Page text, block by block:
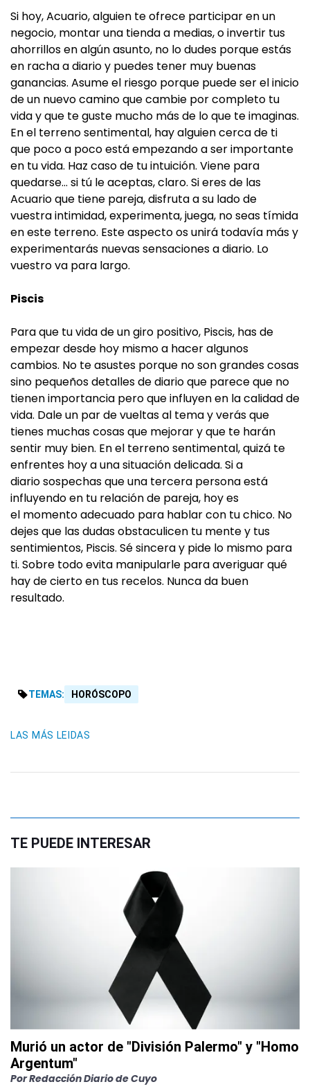
Si hoy, Acuario, alguien te ofrece participar en un
negocio, montar una tienda a medias, o invertir tus
ahorrillos en algún asunto, no lo dudes porque estás
en racha a diario y puedes tener muy buenas
ganancias. Asume el riesgo porque puede ser el inicio
de un nuevo camino que cambie por completo tu
vida y que te guste mucho más de lo que te imaginas.
En el terreno sentimental, hay alguien cerca de ti
que poco a poco está empezando a ser importante
en tu vida. Haz caso de tu intuición. Viene para
quedarse… si tú le aceptas, claro. Si eres de las
Acuario que tiene pareja, disfruta a su lado de
vuestra intimidad, experimenta, juega, no seas tímida
en este terreno. Este aspecto os unirá todavía más y
experimentarás nuevas sensaciones a diario. Lo
vuestro va para largo.
Piscis
Para que tu vida de un giro positivo, Piscis, has de
empezar desde hoy mismo a hacer algunos
cambios. No te asustes porque no son grandes cosas
sino pequeños detalles de diario que parece que no
tienen importancia pero que influyen en la calidad de
vida. Dale un par de vueltas al tema y verás que
tienes muchas cosas que mejorar y que te harán
sentir muy bien. En el terreno sentimental, quizá te
enfrentes hoy a una situación delicada. Si a
diario sospechas que una tercera persona está
influyendo en tu relación de pareja, hoy es
el momento adecuado para hablar con tu chico. No
dejes que las dudas obstaculicen tu mente y tus
sentimientos, Piscis. Sé sincera y pide lo mismo para
ti. Sobre todo evita manipularle para averiguar qué
hay de cierto en tus recelos. Nunca da buen
resultado.
TEMAS: HORÓSCOPO
LAS MÁS LEIDAS
TE PUEDE INTERESAR
Murió un actor de "División Palermo" y "Homo
Argentum"
PorRedacción Diario de Cuyo